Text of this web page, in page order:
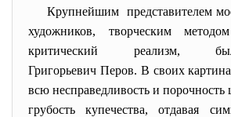
Крупнейшим представителем
художников, творческим
критический реализм,
Григорьевич Перов. В своих
всю несправедливость и порочность
грубость купечества, отдавая